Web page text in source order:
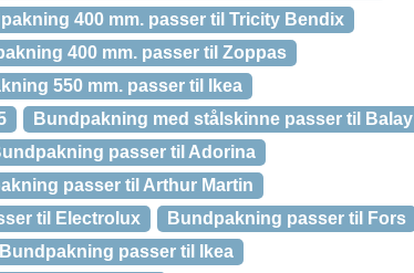
400 mm. passer til Tricity Bendix
400 mm. passer til Zoppas
550 mm. passer til Ikea
Bundpakning med stålskinne passer til Balay
passer til Adorina
passer til Arthur Martin
til Electrolux
Bundpakning passer til Fors
Bundpakning passer til Ikea